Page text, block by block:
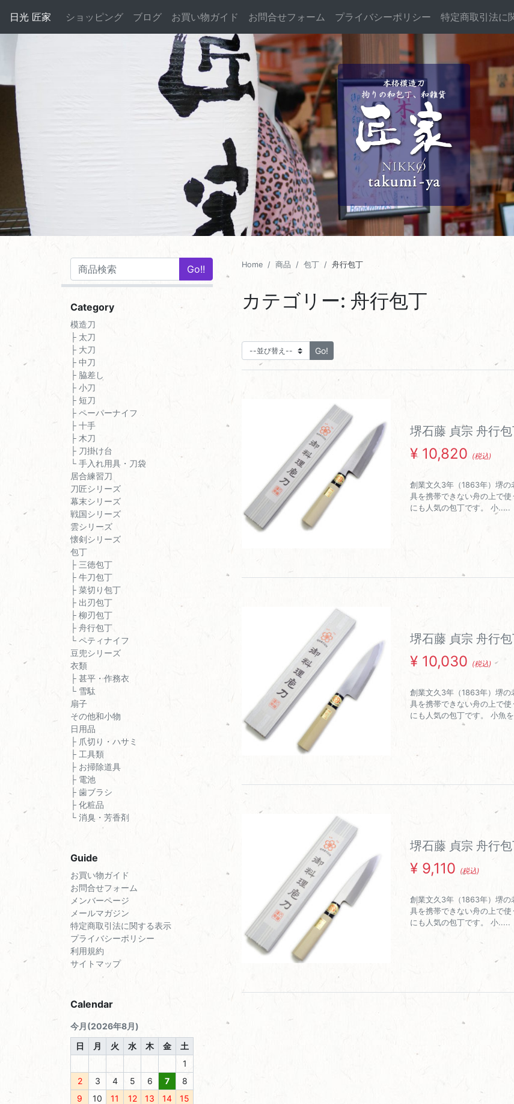
日光 匠家 ショッピング ブログ お買い物ガイド お問合せフォーム プライバシーポリシー 特定商取引法に
Home 商品 包丁 舟行包丁
カテゴリー: 舟行包丁
堺石藤 貞宗 舟行
¥ 10,820 (税込)
創業文久3年（1863年）堺の
具を携帯できない舟の上で
にも人気の包丁です。 小.....
堺石藤 貞宗 舟行
¥ 10,030 (税込)
創業文久3年（1863年）堺の
具を携帯できない舟の上で
にも人気の包丁です。 小魚
堺石藤 貞宗 舟行
¥ 9,110 (税込)
創業文久3年（1863年）堺の
具を携帯できない舟の上で
にも人気の包丁です。 小.....
Category
模造刀
├ 太刀
├ 大刀
├ 中刀
├ 脇差し
├ 小刀
├ 短刀
├ ペーパーナイフ
├ 十手
├ 木刀
├ 刀掛け台
└ 手入れ用具・刀袋
居合練習刀
刀匠シリーズ
幕末シリーズ
戦国シリーズ
雲シリーズ
懐剣シリーズ
包丁
├ 三徳包丁
├ 牛刀包丁
├ 菜切り包丁
├ 出刃包丁
├ 柳刃包丁
├ 舟行包丁
└ ペティナイフ
豆兜シリーズ
衣類
├ 甚平・作務衣
└ 雪駄
扇子
その他和小物
日用品
├ 爪切り・ハサミ
├ 工具類
├ お掃除道具
├ 電池
├ 歯ブラシ
├ 化粧品
└ 消臭・芳香剤
Guide
お買い物ガイド
お問合せフォーム
メンバーページ
メールマガジン
特定商取引法に関する表示
プライバシーポリシー
利用規約
サイトマップ
Calendar
今月(2026年8月)
日
月 火 水 木 金
土
1
2
3 4 5 6 7
8
9
10 11 12 13 14
15